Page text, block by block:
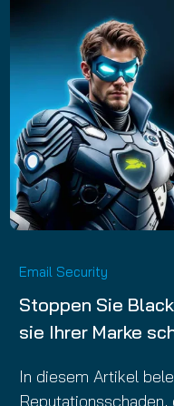
Email Security
Stoppen Sie
sie Ihrer Marke
In diesem Artikel